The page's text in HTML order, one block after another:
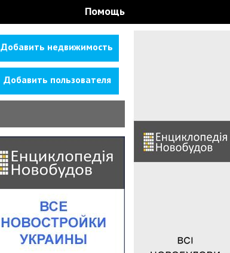
Помощь
Добавить недвижимость
Добавить пользователя